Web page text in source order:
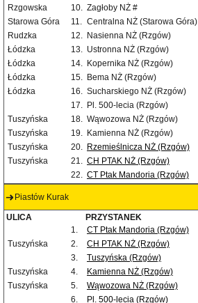
Rzgowska
10. Zagłoby NŻ #
Starowa Góra
11. Centralna NŻ (Starowa Góra)
Rudzka
12. Nasienna NŻ (Rzgów)
Łódzka
13. Ustronna NŻ (Rzgów)
Łódzka
14. Kopernika NŻ (Rzgów)
Łódzka
15. Bema NŻ (Rzgów)
Łódzka
16. Sucharskiego NŻ (Rzgów)
17. Pl. 500-lecia (Rzgów)
Tuszyńska
18. Wąwozowa NŻ (Rzgów)
Tuszyńska
19. Kamienna NŻ (Rzgów)
Tuszyńska
20. Rzemieślnicza NŻ (Rzgów)
Tuszyńska
21. CH PTAK NŻ (Rzgów)
22. CT Ptak Mandoria (Rzgów)
Piastów Kurak
ULICA PRZYSTANEK
1.
CT Ptak Mandoria (Rzgów)
Tuszyńska
2. CH PTAK NŻ (Rzgów)
3.
Tuszyńska (Rzgów)
Tuszyńska
4. Kamienna NŻ (Rzgów)
Tuszyńska
5. Wąwozowa NŻ (Rzgów)
6.
Pl. 500-lecia (Rzgów)